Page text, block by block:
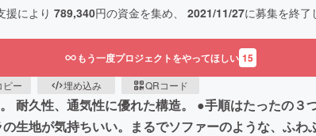
援により 789,340円の資金を集め、 2021/11/27に募集を終了
もう一度プロジェクトをやってほしい 15
ピー 埋め込み QRコード
耐久性、通気性に優れた構造。 ●手順はたった
地が気持ちいい。まるでソファーのような、ふわ